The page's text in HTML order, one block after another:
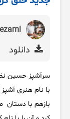
دانلود
سرآشپز حسین
با نام هنری آشپز
بازهم با دستان